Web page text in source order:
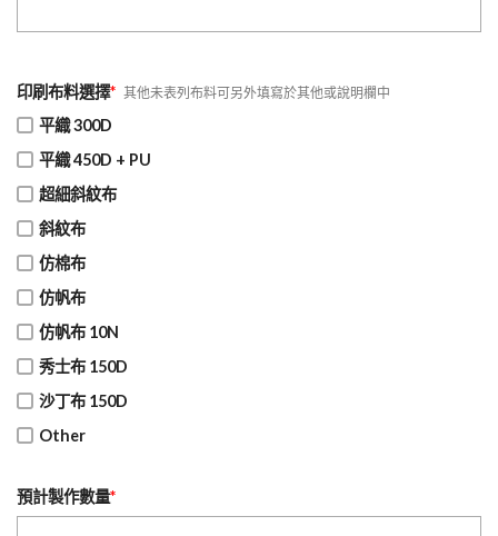
印刷布料選擇* 其他未表列布料可另外填寫於其他或說明欄中
平織 300D
平織 450D + PU
超細斜紋布
斜紋布
仿棉布
仿帆布
仿帆布 10N
秀士布 150D
沙丁布 150D
Other
預計製作數量*